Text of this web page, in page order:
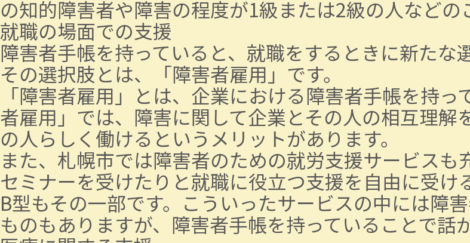
の知的障害者や障害の程度が1級または2級の人などの
就職の場面での支援
障害者手帳を持っていると、就職をするときに新たな
その選択肢とは、「障害者雇用」です。
「障害者雇用」とは、企業における障害者手帳を持
者雇用」では、障害に関して企業とその人の相互理解
の人らしく働けるというメリットがあります。
また、札幌市では障害者のための就労支援サービスも
セミナーを受けたりと就職に役立つ支援を自由に受け
B型もその一部です。こういったサービスの中には障
ものもありますが、障害者手帳を持っていることで話